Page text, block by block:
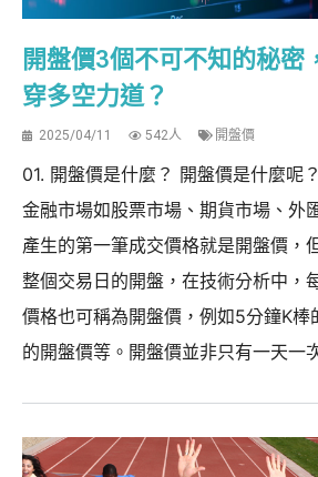
開盤價3個不可不知的秘密
穿多空力道？
2025/04/11 542人 開盤價
01. 開盤價是什麼？ 開盤價是什麼呢
金融市場如股票市場、期貨市場、外
產生的第一筆成交價格就是開盤價，
整個交易日的開盤，在技術分析中，
價格也可稱為開盤價，例如5分鐘K棒
的開盤價等。開盤價並非只有一天一